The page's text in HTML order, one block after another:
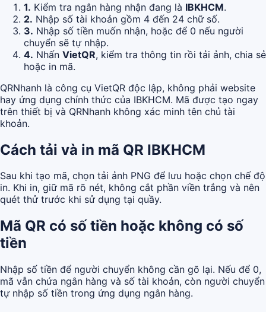
1. Kiểm tra ngân hàng nhận đang là IBKHCM.
2. Nhập số tài khoản gồm 4 đến 24 chữ số.
3. Nhập số tiền muốn nhận, hoặc để 0 nếu người
chuyển sẽ tự nhập.
4. Nhấn VietQR, kiểm tra thông tin rồi tải ảnh, chia sẻ
hoặc in mã.
QRNhanh là công cụ VietQR độc lập, không phải website
hay ứng dụng chính thức của IBKHCM. Mã được tạo ngay
trên thiết bị và QRNhanh không xác minh tên chủ tài
khoản.
Cách tải và in mã QR IBKHCM
Sau khi tạo mã, chọn tải ảnh PNG để lưu hoặc chọn chế độ
in. Khi in, giữ mã rõ nét, không cắt phần viền trắng và nên
quét thử trước khi sử dụng tại quầy.
Mã QR có số tiền hoặc không có số
tiền
Nhập số tiền để người chuyển không cần gõ lại. Nếu để 0,
mã vẫn chứa ngân hàng và số tài khoản, còn người chuyển
tự nhập số tiền trong ứng dụng ngân hàng.